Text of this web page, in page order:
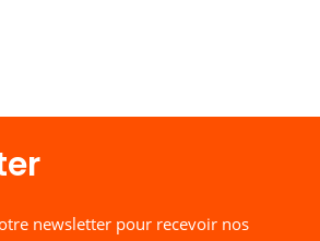
newsletter pour recevoir nos